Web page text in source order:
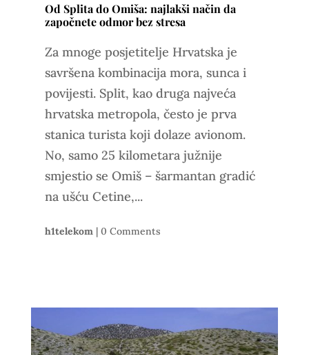
Od Splita do Omiša: najlakši način da
započnete odmor bez stresa
Za mnoge posjetitelje Hrvatska je
savršena kombinacija mora, sunca i
povijesti. Split, kao druga najveća
hrvatska metropola, često je prva
stanica turista koji dolaze avionom.
No, samo 25 kilometara južnije
smjestio se Omiš – šarmantan gradić
na ušću Cetine,...
h1telekom| 0 Comments